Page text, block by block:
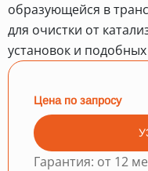
образующейся в
для очистки от
установок и
Цена по запросу
Гарантия: от 12